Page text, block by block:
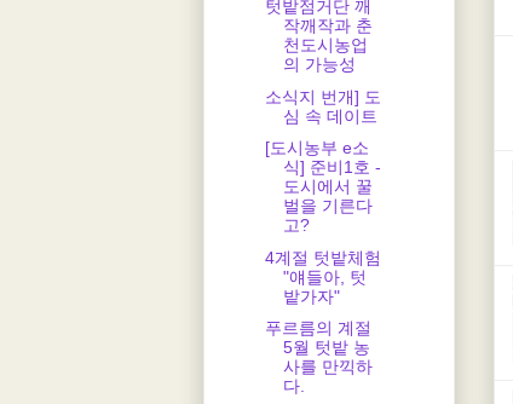
텃밭점거단 깨
작깨작과 춘
천도시농업
의 가능성
소식지 번개] 도
심 속 데이트
[도시농부 e소
식] 준비1호 -
도시에서 꿀
벌을 기른다
고?
4계절 텃밭체험
"얘들아, 텃
밭가자"
푸르름의 계절
5월 텃밭 농
사를 만끽하
다.